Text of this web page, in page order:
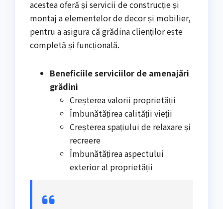
acestea oferă și servicii de construcție și
montaj a elementelor de decor și mobilier,
pentru a asigura că grădina clienților este
completă și funcțională.
Beneficiile serviciilor de amenajări
grădini
Creșterea valorii proprietății
Îmbunătățirea calității vieții
Creșterea spațiului de relaxare și
recreere
Îmbunătățirea aspectului
exterior al proprietății